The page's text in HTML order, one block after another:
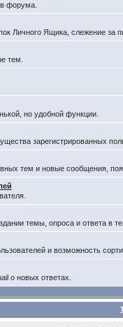
форума.
Личного Ящика, слежение за
тем.
но удобной функции.
зарегистрированных
тем и новые сообщения,
темы, опроса и ответа в
и возможность
о новых ответах.